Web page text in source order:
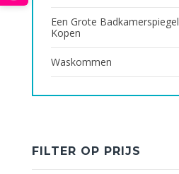
Een Grote Badkamerspiegel
Kopen
Waskommen
FILTER OP PRIJS